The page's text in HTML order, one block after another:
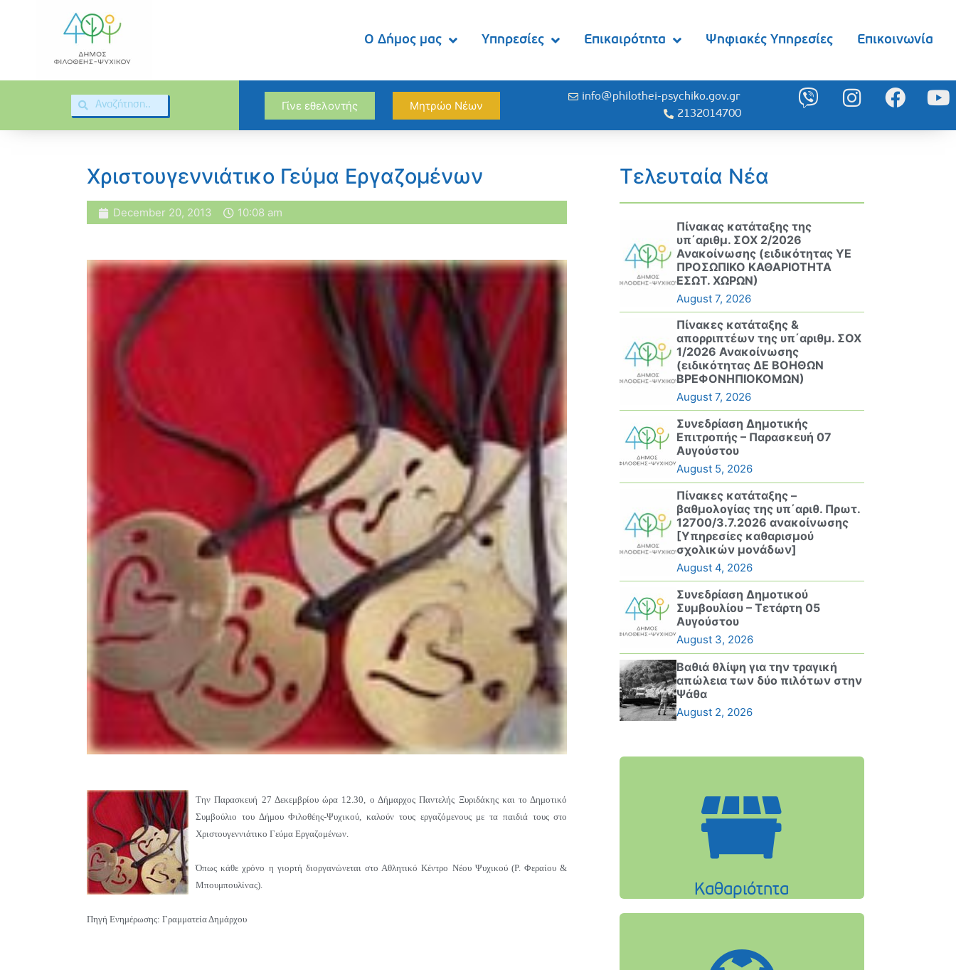
Ο Δήμος μας Υπηρεσίες Επικαιρότητα Ψηφιακές Υπηρεσίες Επικοινωνία
Γίνε εθελοντής Μητρώο Νέων
info@philothei-psychiko.gov.gr
2132014700
Χριστουγεννιάτικο Γεύμα Εργαζομένων
December 20, 2013 10:08 am
Την Παρασκευή 27 Δεκεμβρίου ώρα 12.30, ο Δήμαρχος Παντελής Ξυριδάκης και το Δημοτικό
Συμβούλιο του Δήμου Φιλοθέης-Ψυχικού, καλούν τους εργαζόμενους με τα παιδιά τους στο
Χριστουγεννιάτικο Γεύμα Εργαζομένων.
Όπως κάθε χρόνο η γιορτή διοργανώνεται στο Αθλητικό Κέντρο Νέου Ψυχικού (Ρ. Φεραίου &
Μπουμπουλίνας).
Πηγή Ενημέρωσης: Γραμματεία Δημάρχου
Τελευταία Νέα
Πίνακας κατάταξης της
υπ΄αριθμ. ΣΟΧ 2/2026
Ανακοίνωσης (ειδικότητας ΥΕ
ΠΡΟΣΩΠΙΚΟ ΚΑΘΑΡΙΟΤΗΤΑ
ΕΣΩΤ. ΧΩΡΩΝ)
August 7, 2026
Πίνακες κατάταξης &
απορριπτέων της υπ΄αριθμ. ΣΟΧ
1/2026 Ανακοίνωσης
(ειδικότητας ΔΕ ΒΟΗΘΩΝ
ΒΡΕΦΟΝΗΠΙΟΚΟΜΩΝ)
August 7, 2026
Συνεδρίαση Δημοτικής
Επιτροπής – Παρασκευή 07
Αυγούστου
August 5, 2026
Πίνακες κατάταξης –
βαθμολογίας της υπ΄αριθ. Πρωτ.
12700/3.7.2026 ανακοίνωσης
[Υπηρεσίες καθαρισμού
σχολικών μονάδων]
August 4, 2026
Συνεδρίαση Δημοτικού
Συμβουλίου – Τετάρτη 05
Αυγούστου
August 3, 2026
Βαθιά θλίψη για την τραγική
απώλεια των δύο πιλότων στην
Ψάθα
August 2, 2026